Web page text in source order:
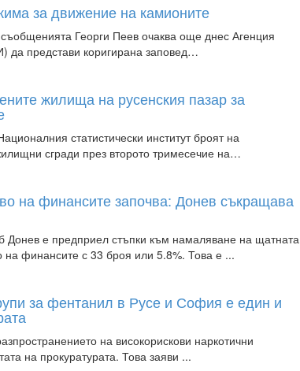
за движение на камионите
Георги Пеев очаква още днес Агенция
да представи коригирана заповед…
жилища на русенския пазар за
статистически институт броят на
сгради през второто тримесечие на…
на финансите започва: Донев съкращава
Донев е предприел стъпки към намаляване на щатната
на финансите с 33 броя или 5.8%. Това е ...
за фентанил в Русе и София е един и
на високорискови наркотични
на прокуратурата. Това заяви ...